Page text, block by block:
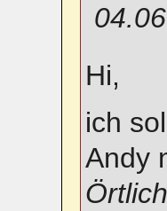
Hi,
ich
Andy